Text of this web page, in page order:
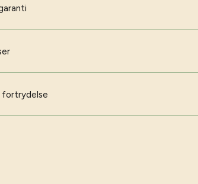
fortrydelse